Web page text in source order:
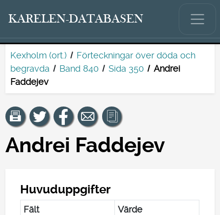
KARELEN-DATABASEN
Kexholm (ort.)
Förteckningar över döda och
begravda
Band 840 Sida 350
Andrei
Faddejev
Andrei Faddejev
Huvuduppgifter
Fält
Värde